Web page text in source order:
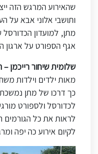
שהאירוע המרגש הזה
ותושבי אלוני אבא על
מתן, למועדון הכדורסל
אגף הספורט על
שלומית שיחור רייכמן
מאות ילדים וילדות
כך דרכו של מתן
לכדורסל ולספורט
לראות את כל הגורמים
לקיום אירוע כה יפה